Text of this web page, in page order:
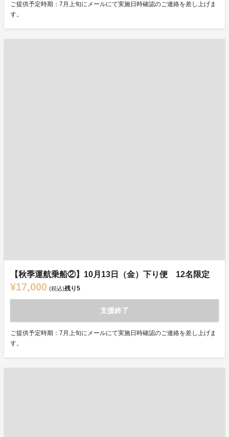
ご提供予定時期：7月上旬にメールにて実施日時確認のご連絡を差し上げま
す。
【秋季運航乗船②】10月13日（金）下り便 12名限定
¥17,000 (税込)残り5
支援終了
ご提供予定時期：7月上旬にメールにて実施日時確認のご連絡を差し上げま
す。